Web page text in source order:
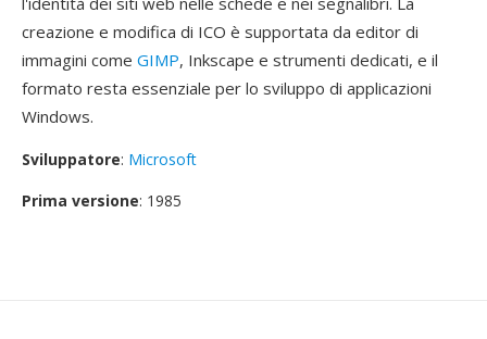
creazione e modifica di ICO è supportata da editor di
immagini come GIMP, Inkscape e strumenti dedicati, e il
formato resta essenziale per lo sviluppo di applicazioni
Windows.
Sviluppatore: Microsoft
Prima versione: 1985